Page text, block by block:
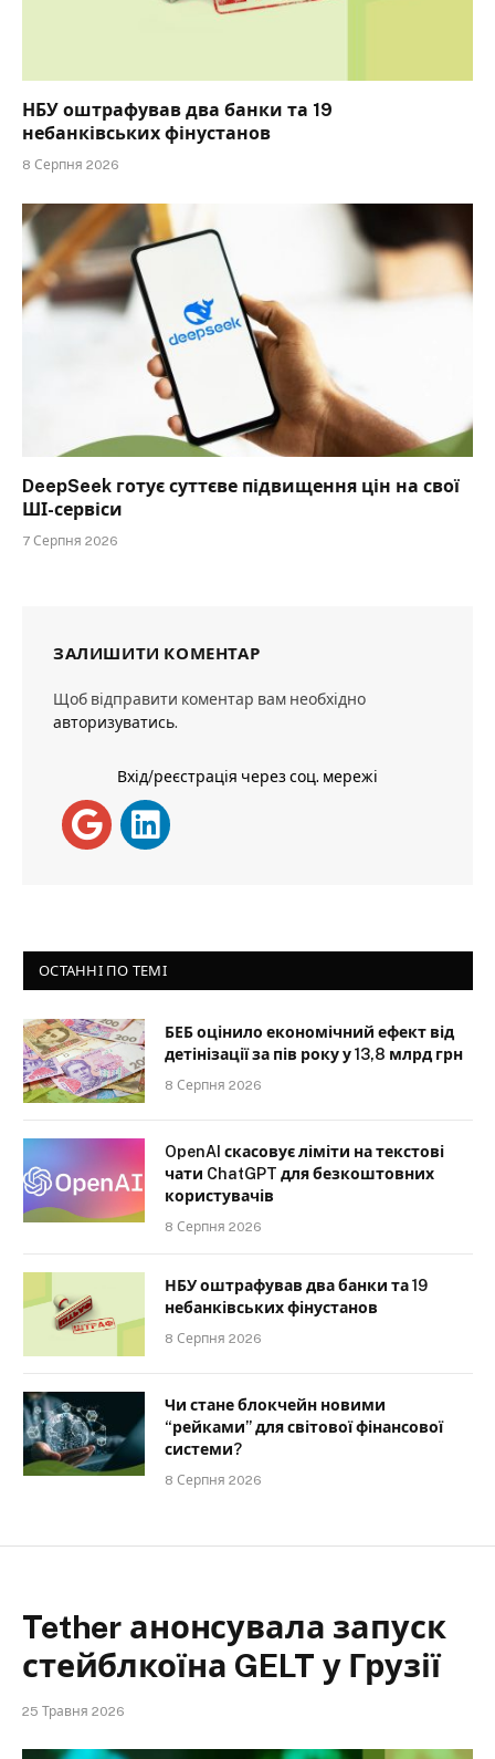
НБУ оштрафував два банки та 19
небанківських фінустанов
8 Серпня 2026
DeepSeek готує суттєве підвищення цін на свої
ШІ-сервіси
7 Серпня 2026
ЗАЛИШИТИ КОМЕНТАР
Щоб відправити коментар вам необхідно
авторизуватись.
Вхід/реєстрація через соц. мережі
ОСТАННІ ПО ТЕМІ
БЕБ оцінило економічний ефект від
детінізації за пів року у 13,8 млрд грн
8 Серпня 2026
OpenAI скасовує ліміти на текстові
чати ChatGPT для безкоштовних
користувачів
8 Серпня 2026
НБУ оштрафував два банки та 19
небанківських фінустанов
8 Серпня 2026
Чи стане блокчейн новими
“рейками” для світової фінансової
системи?
8 Серпня 2026
Tether анонсувала запуск
стейблкоїна GELT у Грузії
25 Травня 2026